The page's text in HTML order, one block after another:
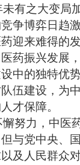
有之大变局
争博弈日趋
迎来难得的
药振兴发展
中的独特优势
伍建设，为
才保障。
努力，中医
与党中央、
及人民群众